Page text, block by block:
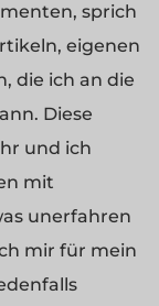
sprich
eigenen
die ich an die
Diese
und ich
mit
unerfahren
mir für mein